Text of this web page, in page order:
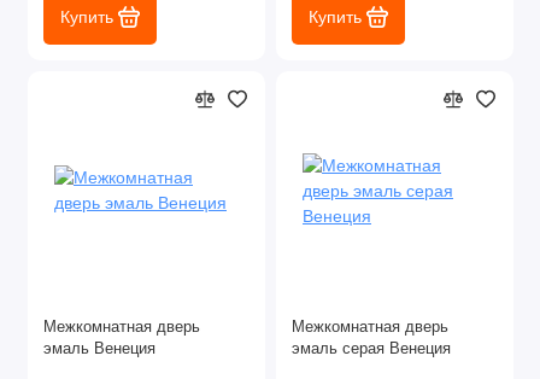
Купить Купить
Межкомнатная дверь
эмаль Венеция
Межкомнатная дверь
эмаль серая Венеция